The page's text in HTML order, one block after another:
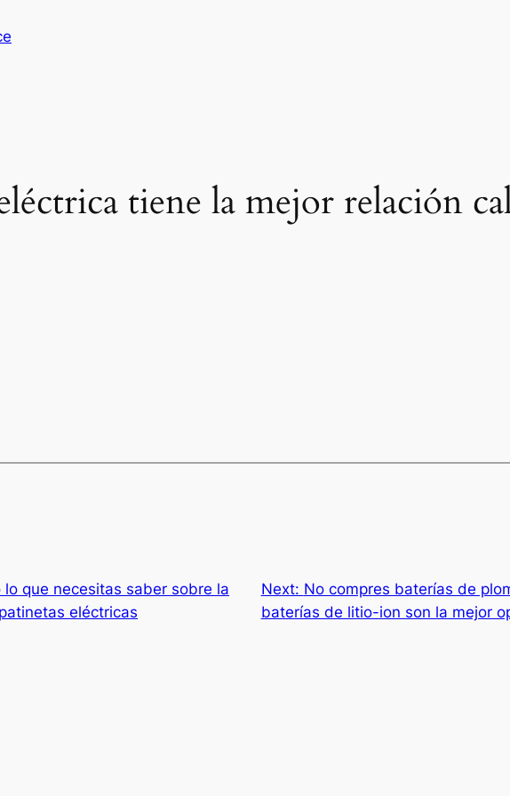
tiene la mejor relación
lo que necesitas saber sobre la
eléctricas
Next: No compres baterías de
baterías de litio-ion son la mejor